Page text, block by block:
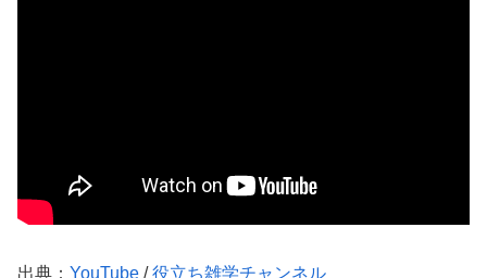
出典： YouTube /役立ち雑学チャンネル